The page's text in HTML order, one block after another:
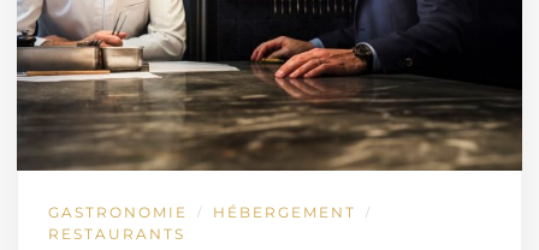
GASTRONOMIE / HÉBERGEMENT /
RESTAURANTS